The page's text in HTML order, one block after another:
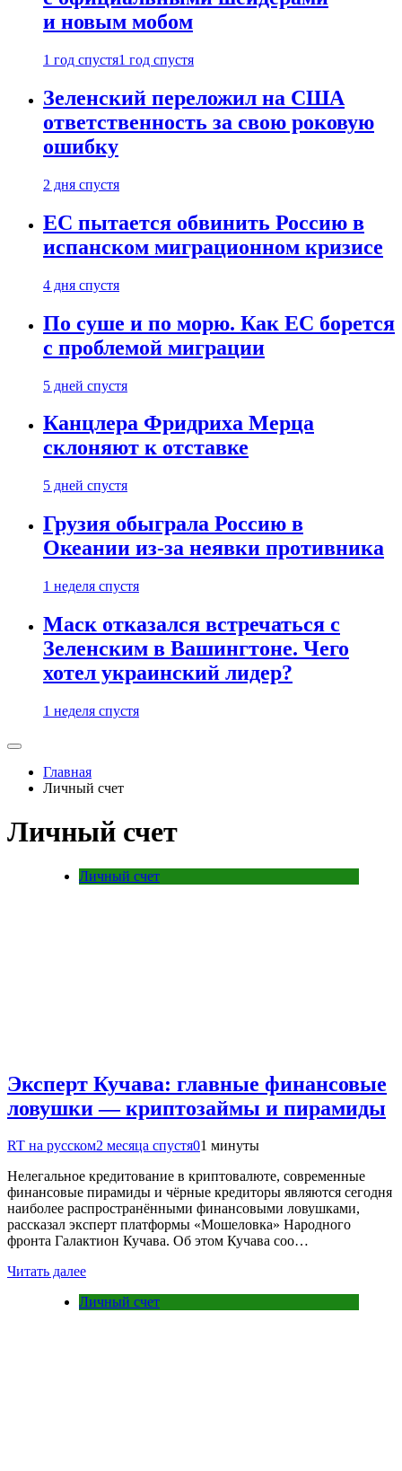
и новым мобом
1 год спустя1 год спустя
Зеленский переложил на США
ответственность за свою роковую
ошибку
2 дня спустя
ЕС пытается обвинить Россию в
испанском миграционном кризисе
4 дня спустя
По суше и по морю. Как ЕС борется
с проблемой миграции
5 дней спустя
Канцлера Фридриха Мерца
склоняют к отставке
5 дней спустя
Грузия обыграла Россию в
Океании из-за неявки противника
1 неделя спустя
Маск отказался встречаться с
Зеленским в Вашингтоне. Чего
хотел украинский лидер?
1 неделя спустя
Главная
Личный счет
Личный счет
Личный счет
Эксперт Кучава: главные финансовые
ловушки — криптозаймы и пирамиды
RT на русском2 месяца спустя01 минуты
Нелегальное кредитование в криптовалюте, современные
финансовые пирамиды и чёрные кредиторы являются сегодня
наиболее распространёнными финансовыми ловушками,
рассказал эксперт платформы «Мошеловка» Народного
фронта Галактион Кучава. Об этом Кучава соо…
Читать далее
Личный счет